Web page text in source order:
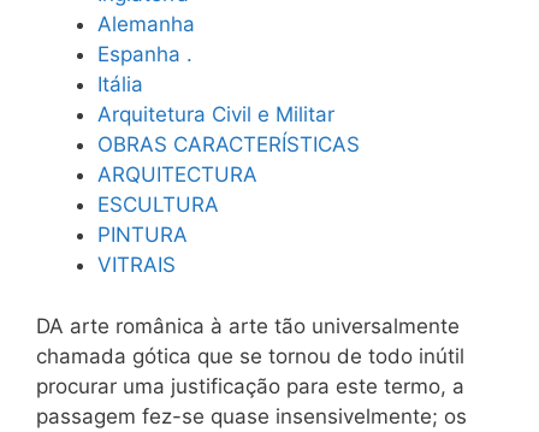
Alemanha
Espanha .
Itália
Arquitetura Civil e Militar
OBRAS CARACTERÍSTICAS
ARQUITECTURA
ESCULTURA
PINTURA
VITRAIS
DA arte românica à arte tão universalmente
chamada gótica que se tornou de todo inútil
procurar uma justificação para este termo, a
passagem fez-se quase insensivelmente; os